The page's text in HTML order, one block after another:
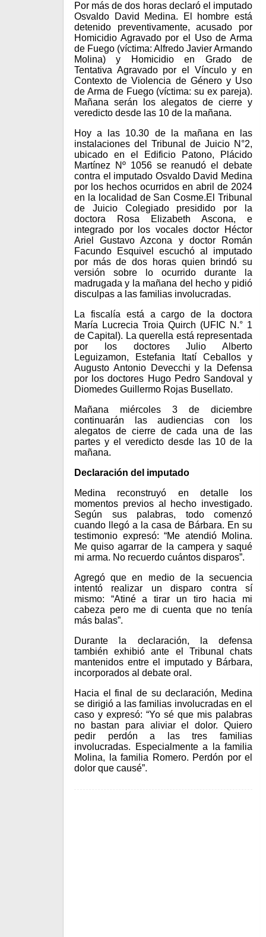
Por más de dos horas declaró el imputado
Osvaldo David Medina. El hombre está
detenido preventivamente, acusado por
Homicidio Agravado por el Uso de Arma
de Fuego (víctima: Alfredo Javier Armando
Molina) y Homicidio en Grado de
Tentativa Agravado por el Vínculo y en
Contexto de Violencia de Género y Uso
de Arma de Fuego (víctima: su ex pareja).
Mañana serán los alegatos de cierre y
veredicto desde las 10 de la mañana.
Hoy a las 10.30 de la mañana en las
instalaciones del Tribunal de Juicio N°2,
ubicado en el Edificio Patono, Plácido
Martínez Nº 1056 se reanudó el debate
contra el imputado Osvaldo David Medina
por los hechos ocurridos en abril de 2024
en la localidad de San Cosme.El Tribunal
de Juicio Colegiado presidido por la
doctora Rosa Elizabeth Ascona, e
integrado por los vocales doctor Héctor
Ariel Gustavo Azcona y doctor Román
Facundo Esquivel escuchó al imputado
por más de dos horas quien brindó su
versión sobre lo ocurrido durante la
madrugada y la mañana del hecho y pidió
disculpas a las familias involucradas.
La fiscalía está a cargo de la doctora
María Lucrecia Troia Quirch (UFIC N.° 1
de Capital). La querella está representada
por los doctores Julio Alberto
Leguizamon, Estefania Itatí Ceballos y
Augusto Antonio Devecchi y la Defensa
por los doctores Hugo Pedro Sandoval y
Diomedes Guillermo Rojas Busellato.
Mañana miércoles 3 de diciembre
continuarán las audiencias con los
alegatos de cierre de cada una de las
partes y el veredicto desde las 10 de la
mañana.
Declaración del imputado
Medina reconstruyó en detalle los
momentos previos al hecho investigado.
Según sus palabras, todo comenzó
cuando llegó a la casa de Bárbara. En su
testimonio expresó: “Me atendió Molina.
Me quiso agarrar de la campera y saqué
mi arma. No recuerdo cuántos disparos”.
Agregó que en medio de la secuencia
intentó realizar un disparo contra sí
mismo: “Atiné a tirar un tiro hacia mi
cabeza pero me di cuenta que no tenía
más balas”.
Durante la declaración, la defensa
también exhibió ante el Tribunal chats
mantenidos entre el imputado y Bárbara,
incorporados al debate oral.
Hacia el final de su declaración, Medina
se dirigió a las familias involucradas en el
caso y expresó: “Yo sé que mis palabras
no bastan para aliviar el dolor. Quiero
pedir perdón a las tres familias
involucradas. Especialmente a la familia
Molina, la familia Romero. Perdón por el
dolor que causé”.